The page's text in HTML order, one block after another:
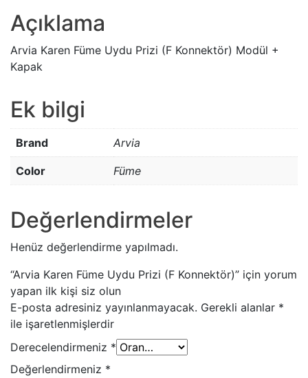
Açıklama
Arvia Karen Füme Uydu Prizi (F Konnektör) Modül +
Kapak
Ek bilgi
Brand Arvia
Color Füme
Değerlendirmeler
Henüz değerlendirme yapılmadı.
“Arvia Karen Füme Uydu Prizi (F Konnektör)” için yorum
yapan ilk kişi siz olun
E-posta adresiniz yayınlanmayacak. Gerekli alanlar *
ile işaretlenmişlerdir
Derecelendirmeniz *
Değerlendirmeniz *